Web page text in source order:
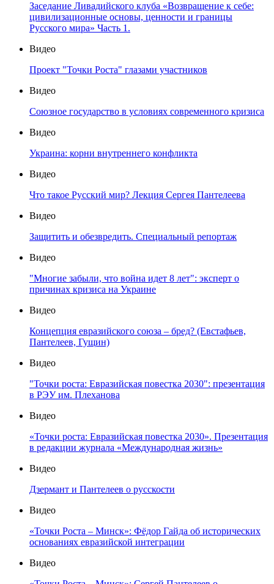
Заседание Ливадийского клуба «Возвращение к себе:
цивилизационные основы, ценности и границы
Русского мира» Часть 1.
Видео
Проект "Точки Роста" глазами участников
Видео
Союзное государство в условиях современного кризиса
Видео
Украина: корни внутреннего конфликта
Видео
Что такое Русский мир? Лекция Сергея Пантелеева
Видео
Защитить и обезвредить. Специальный репортаж
Видео
"Многие забыли, что война идет 8 лет": эксперт о
причинах кризиса на Украине
Видео
Концепция евразийского союза – бред? (Евстафьев,
Пантелеев, Гущин)
Видео
"Точки роста: Евразийская повестка 2030": презентация
в РЭУ им. Плеханова
Видео
«Точки роста: Евразийская повестка 2030». Презентация
в редакции журнала «Международная жизнь»
Видео
Дзермант и Пантелеев о русскости
Видео
«Точки Роста – Минск»: Фёдор Гайда об исторических
основаниях евразийской интеграции
Видео